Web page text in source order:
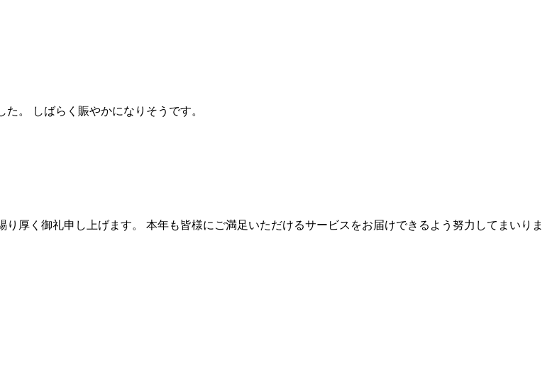
た。 しばらく賑やかになりそうです。
厚く御礼申し上げます。 本年も皆様にご満足いただけるサービスをお届けできるよう努力してまいりま